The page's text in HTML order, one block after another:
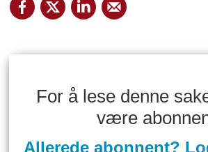
For å lese denne
være
Allerede abonnent?